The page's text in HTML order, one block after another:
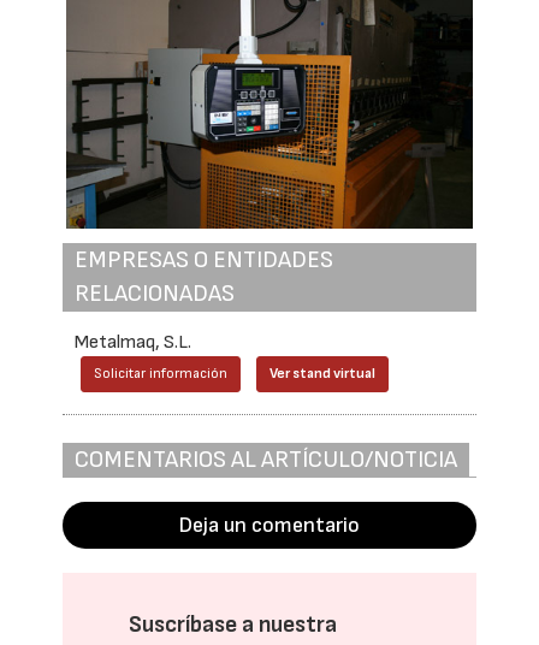
EMPRESAS O ENTIDADES
RELACIONADAS
Metalmaq, S.L.
Solicitar información Ver stand virtual
COMENTARIOS AL ARTÍCULO/NOTICIA
Deja un comentario
Suscríbase a nuestra